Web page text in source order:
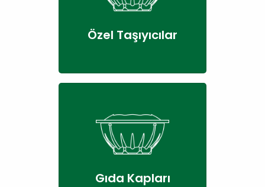
Özel Taşıyıcılar
Gıda Kapları